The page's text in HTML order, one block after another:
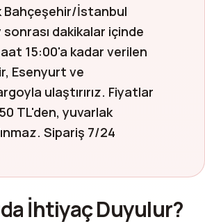
Bahçeşehir/İstanbul
dakikalar içinde
15:00'a kadar verilen
Esenyurt ve
ulaştırırız. Fiyatlar
TL'den, yuvarlak
Sipariş 7/24
İhtiyaç Duyulur?